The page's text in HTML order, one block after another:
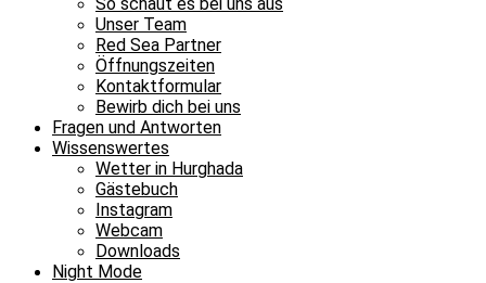
Unser Team
Red Sea Partner
Öffnungszeiten
Kontaktformular
Bewirb dich bei uns
Fragen und Antworten
Wissenswertes
Wetter in Hurghada
Gästebuch
Instagram
Webcam
Downloads
Night Mode